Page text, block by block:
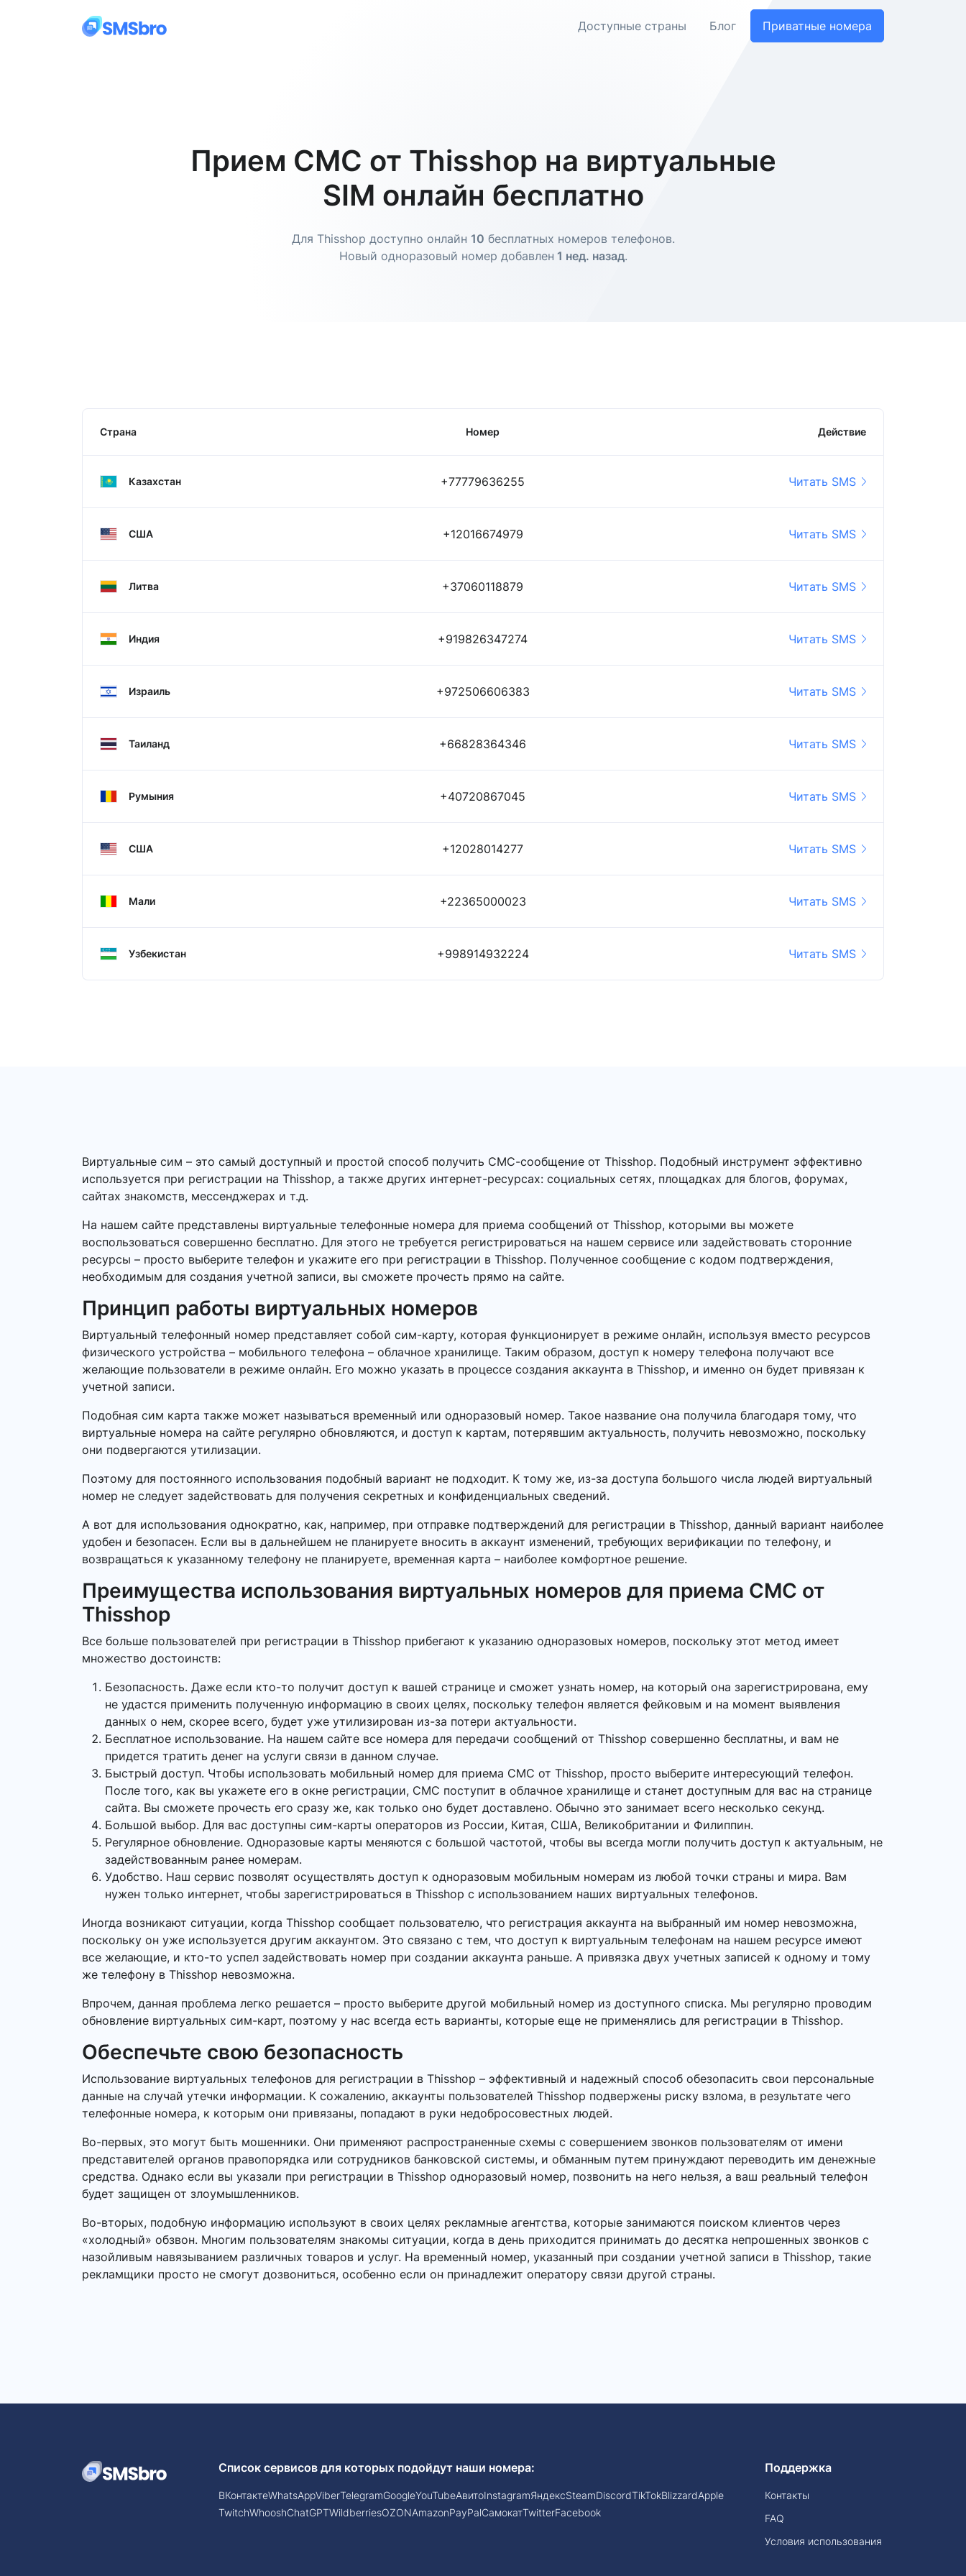
Доступные страны Блог Приватные номера
Прием СМС от Thisshop на виртуальные
SIM онлайн бесплатно
Для Thisshop доступно онлайн 10 бесплатных номеров телефонов.
Новый одноразовый номер добавлен 1 нед. назад.
Страна Номер Действие
Казахстан +77779636255 Читать SMS
США +12016674979 Читать SMS
Литва +37060118879 Читать SMS
Индия +919826347274 Читать SMS
Израиль +972506606383 Читать SMS
Таиланд +66828364346 Читать SMS
Румыния +40720867045 Читать SMS
США +12028014277 Читать SMS
Мали +22365000023 Читать SMS
Узбекистан +998914932224 Читать SMS
Виртуальные сим – это самый доступный и простой способ получить СМС-сообщение от Thisshop. Подобный инструмент эффективно
используется при регистрации на Thisshop, а также других интернет-ресурсах: социальных сетях, площадках для блогов, форумах,
сайтах знакомств, мессенджерах и т.д.
На нашем сайте представлены виртуальные телефонные номера для приема сообщений от Thisshop, которыми вы можете
воспользоваться совершенно бесплатно. Для этого не требуется регистрироваться на нашем сервисе или задействовать сторонние
ресурсы – просто выберите телефон и укажите его при регистрации в Thisshop. Полученное сообщение с кодом подтверждения,
необходимым для создания учетной записи, вы сможете прочесть прямо на сайте.
Принцип работы виртуальных номеров
Виртуальный телефонный номер представляет собой сим-карту, которая функционирует в режиме онлайн, используя вместо ресурсов
физического устройства – мобильного телефона – облачное хранилище. Таким образом, доступ к номеру телефона получают все
желающие пользователи в режиме онлайн. Его можно указать в процессе создания аккаунта в Thisshop, и именно он будет привязан к
учетной записи.
Подобная сим карта также может называться временный или одноразовый номер. Такое название она получила благодаря тому, что
виртуальные номера на сайте регулярно обновляются, и доступ к картам, потерявшим актуальность, получить невозможно, поскольку
они подвергаются утилизации.
Поэтому для постоянного использования подобный вариант не подходит. К тому же, из-за доступа большого числа людей виртуальный
номер не следует задействовать для получения секретных и конфиденциальных сведений.
А вот для использования однократно, как, например, при отправке подтверждений для регистрации в Thisshop, данный вариант наиболее
удобен и безопасен. Если вы в дальнейшем не планируете вносить в аккаунт изменений, требующих верификации по телефону, и
возвращаться к указанному телефону не планируете, временная карта – наиболее комфортное решение.
Преимущества использования виртуальных номеров для приема СМС от
Thisshop
Все больше пользователей при регистрации в Thisshop прибегают к указанию одноразовых номеров, поскольку этот метод имеет
множество достоинств:
Безопасность. Даже если кто-то получит доступ к вашей странице и сможет узнать номер, на который она зарегистрирована, ему
не удастся применить полученную информацию в своих целях, поскольку телефон является фейковым и на момент выявления
данных о нем, скорее всего, будет уже утилизирован из-за потери актуальности.
Бесплатное использование. На нашем сайте все номера для передачи сообщений от Thisshop совершенно бесплатны, и вам не
придется тратить денег на услуги связи в данном случае.
Быстрый доступ. Чтобы использовать мобильный номер для приема СМС от Thisshop, просто выберите интересующий телефон.
После того, как вы укажете его в окне регистрации, СМС поступит в облачное хранилище и станет доступным для вас на странице
сайта. Вы сможете прочесть его сразу же, как только оно будет доставлено. Обычно это занимает всего несколько секунд.
Большой выбор. Для вас доступны сим-карты операторов из России, Китая, США, Великобритании и Филиппин.
Регулярное обновление. Одноразовые карты меняются с большой частотой, чтобы вы всегда могли получить доступ к актуальным, не
задействованным ранее номерам.
Удобство. Наш сервис позволят осуществлять доступ к одноразовым мобильным номерам из любой точки страны и мира. Вам
нужен только интернет, чтобы зарегистрироваться в Thisshop с использованием наших виртуальных телефонов.
Иногда возникают ситуации, когда Thisshop сообщает пользователю, что регистрация аккаунта на выбранный им номер невозможна,
поскольку он уже используется другим аккаунтом. Это связано с тем, что доступ к виртуальным телефонам на нашем ресурсе имеют
все желающие, и кто-то успел задействовать номер при создании аккаунта раньше. А привязка двух учетных записей к одному и тому
же телефону в Thisshop невозможна.
Впрочем, данная проблема легко решается – просто выберите другой мобильный номер из доступного списка. Мы регулярно проводим
обновление виртуальных сим-карт, поэтому у нас всегда есть варианты, которые еще не применялись для регистрации в Thisshop.
Обеспечьте свою безопасность
Использование виртуальных телефонов для регистрации в Thisshop – эффективный и надежный способ обезопасить свои персональные
данные на случай утечки информации. К сожалению, аккаунты пользователей Thisshop подвержены риску взлома, в результате чего
телефонные номера, к которым они привязаны, попадают в руки недобросовестных людей.
Во-первых, это могут быть мошенники. Они применяют распространенные схемы с совершением звонков пользователям от имени
представителей органов правопорядка или сотрудников банковской системы, и обманным путем принуждают переводить им денежные
средства. Однако если вы указали при регистрации в Thisshop одноразовый номер, позвонить на него нельзя, а ваш реальный телефон
будет защищен от злоумышленников.
Во-вторых, подобную информацию используют в своих целях рекламные агентства, которые занимаются поиском клиентов через
«холодный» обзвон. Многим пользователям знакомы ситуации, когда в день приходится принимать до десятка непрошенных звонков с
назойливым навязыванием различных товаров и услуг. На временный номер, указанный при создании учетной записи в Thisshop, такие
рекламщики просто не смогут дозвониться, особенно если он принадлежит оператору связи другой страны.
Список сервисов для которых подойдут наши номера:
ВКонтактеWhatsAppViberTelegramGoogleYouTubeАвитоInstagramЯндексSteamDiscordTikTokBlizzardApple
TwitchWhooshChatGPTWildberriesOZONAmazonPayPalСамокатTwitterFacebook
Поддержка
Контакты
FAQ
Условия использования